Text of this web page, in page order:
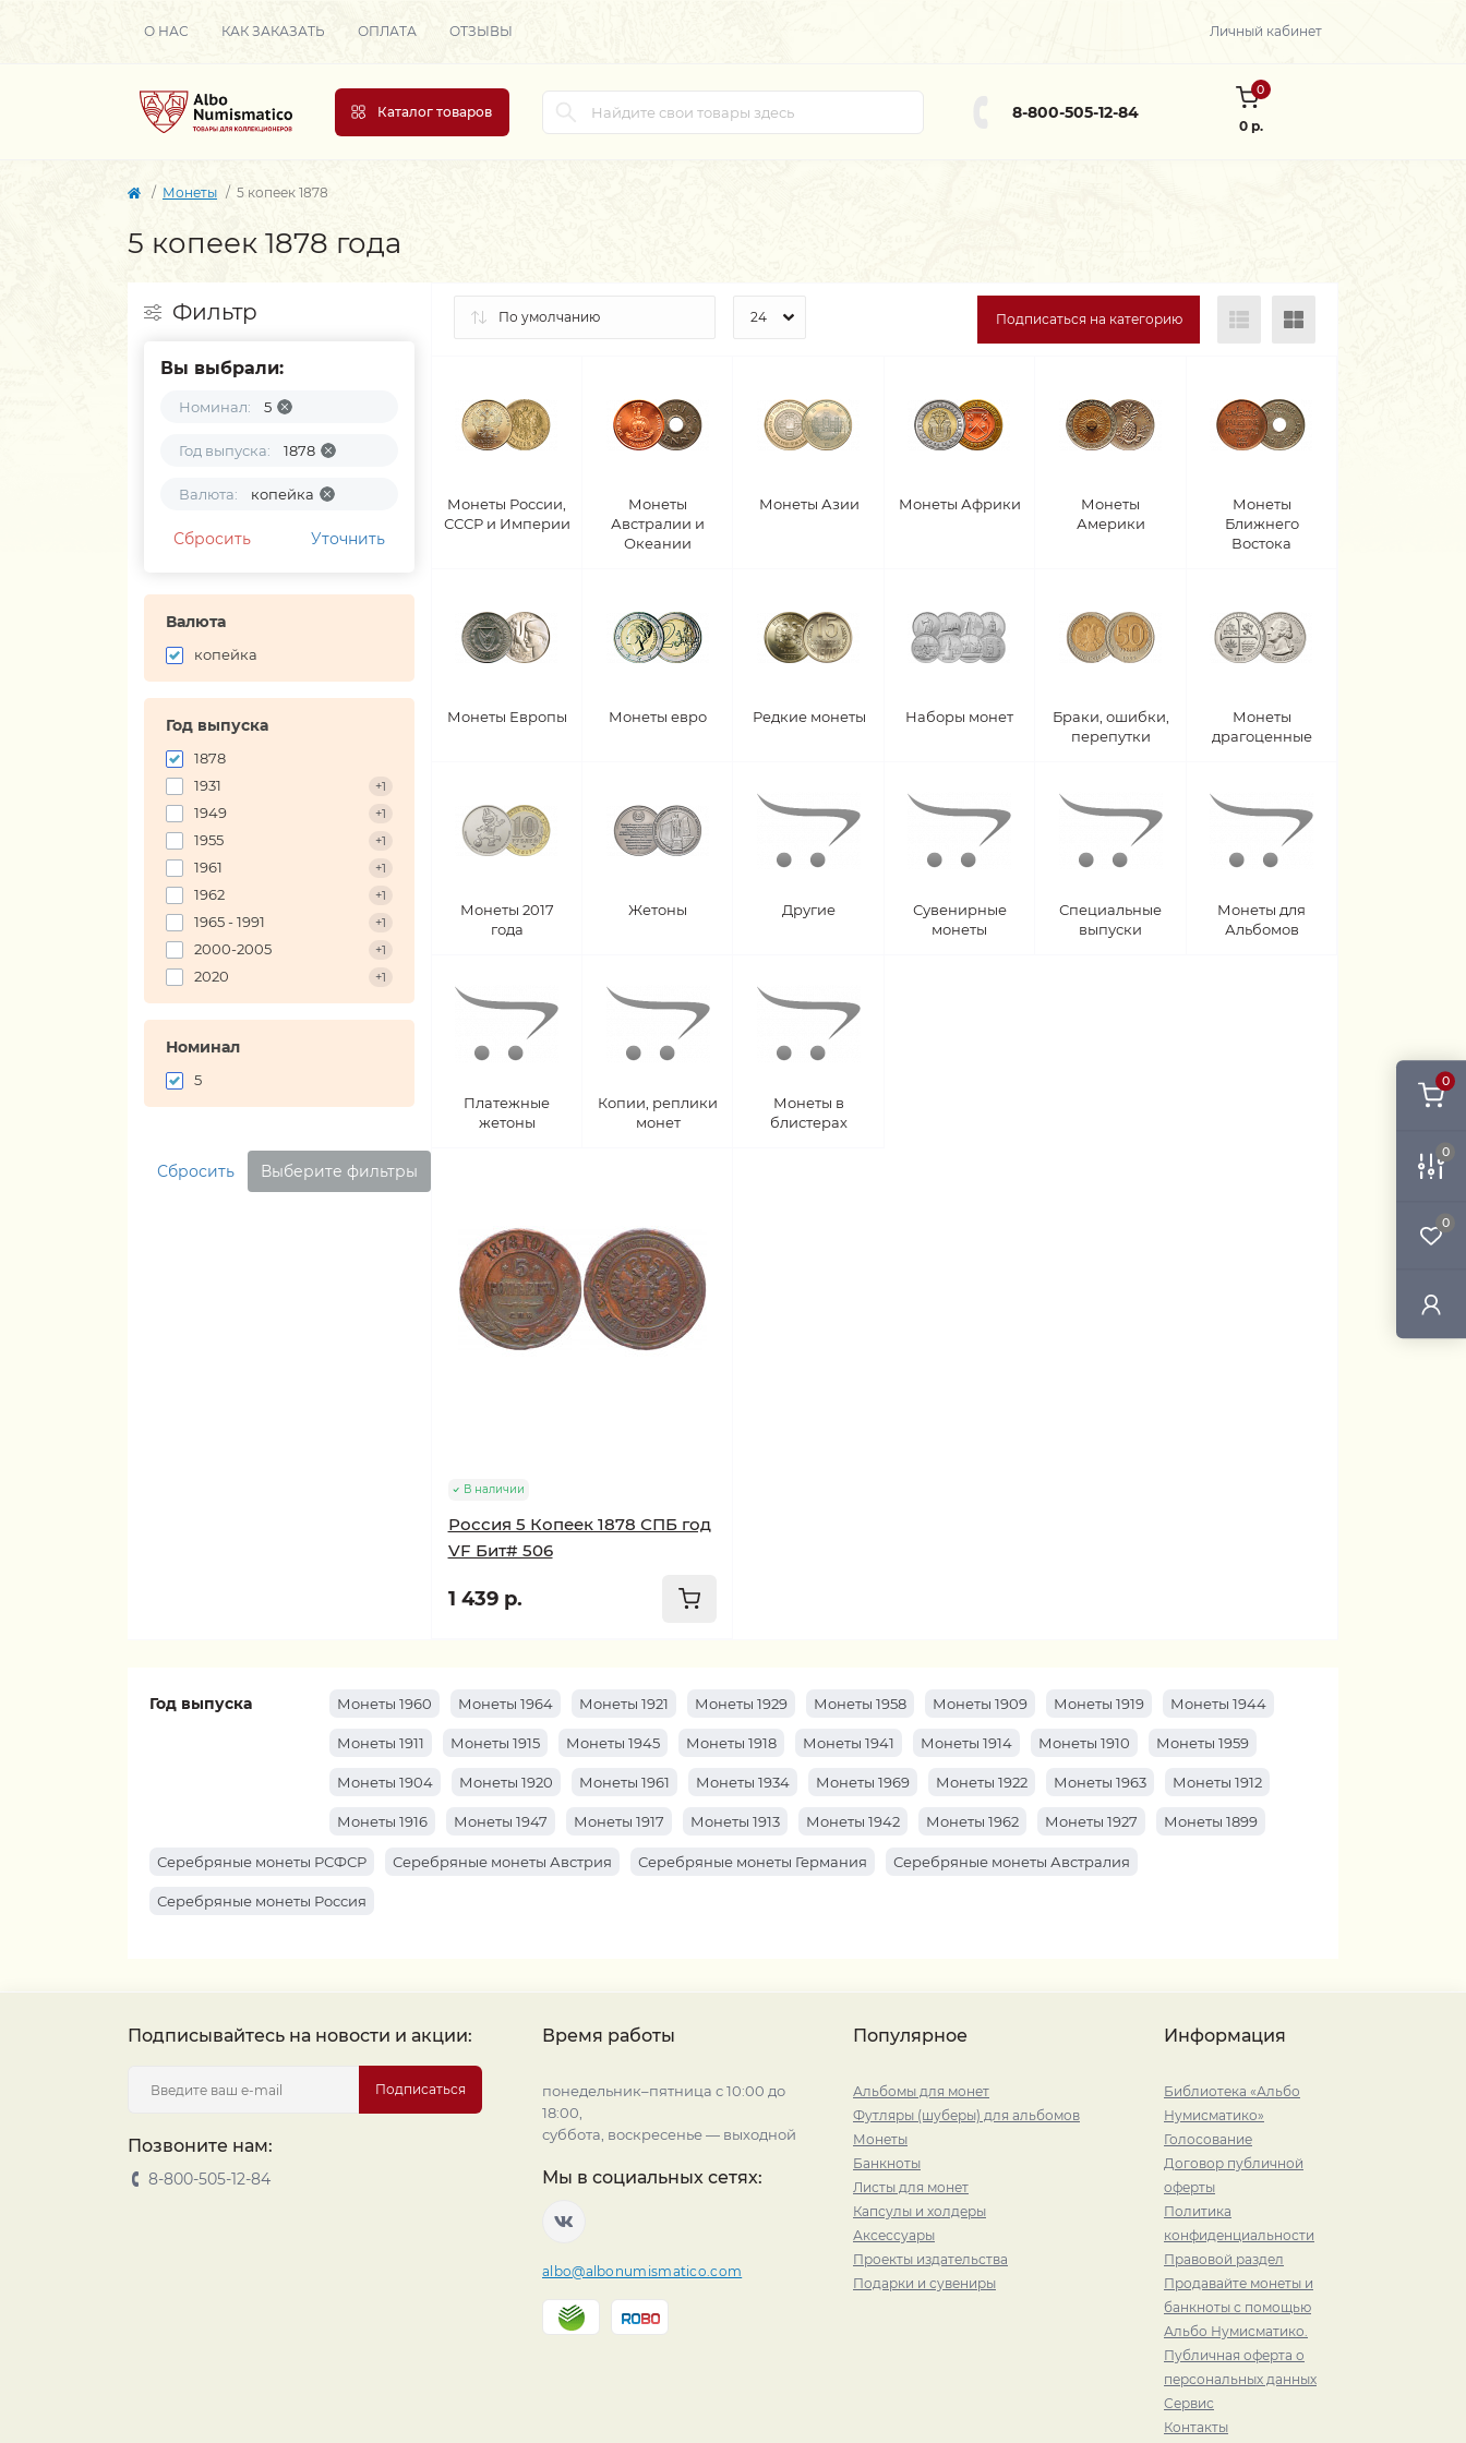
0
0
0
О НАС КАК ЗАКАЗАТЬ ОПЛАТА ОТЗЫВЫ Личный кабинет
Каталог товаров 8-800-505-12-84
0
0 р.
Монеты 5 копеек 1878
5 копеек 1878 года
Фильтр
Вы выбрали:
Номинал: 5
Год выпуска: 1878
Валюта: копейка
Сбросить Уточнить
Валюта
копейка
Год выпуска
1878
1931
+1
1949 +1
1955 +1
1961 +1
1962 +1
1965 - 1991 +1
2000-2005 +1
2020 +1
Номинал
5
Сбросить Выберите фильтры
Подписаться на категорию
Монеты России,
СССР и Империи
Монеты
Австралии и
Океании
Монеты Азии Монеты Африки
Монеты
Америки
Монеты
Ближнего
Востока
Монеты Европы Монеты евро Редкие монеты Наборы монет
Браки, ошибки,
перепутки
Монеты
драгоценные
Монеты 2017
года
Жетоны Другие
Сувенирные
монеты
Специальные
выпуски
Монеты для
Альбомов
Платежные
жетоны
Копии, реплики
монет
Монеты в
блистерах
В наличии
Россия 5 Копеек 1878 СПБ год
VF Бит# 506
1 439 р.
Год выпуска Монеты 1960 Монеты 1964 Монеты 1921 Монеты 1929 Монеты 1958 Монеты 1909 Монеты 1919 Монеты 1944
Монеты 1911 Монеты 1915 Монеты 1945 Монеты 1918 Монеты 1941 Монеты 1914 Монеты 1910 Монеты 1959
Монеты 1904 Монеты 1920 Монеты 1961 Монеты 1934 Монеты 1969 Монеты 1922 Монеты 1963 Монеты 1912
Монеты 1916 Монеты 1947 Монеты 1917 Монеты 1913 Монеты 1942 Монеты 1962 Монеты 1927 Монеты 1899
Серебряные монеты РСФСР Серебряные монеты Австрия Серебряные монеты Германия Серебряные монеты Австралия
Серебряные монеты Россия
Подписывайтесь на новости и акции:
Подписаться
Позвоните нам:
8-800-505-12-84
Время работы
понедельник–пятница с 10:00 до
18:00,
суббота, воскресенье — выходной
Мы в социальных сетях:
albo@albonumismatico.com
Популярное
Альбомы для монет
Футляры (шуберы) для альбомов
Монеты
Банкноты
Листы для монет
Капсулы и холдеры
Аксессуары
Проекты издательства
Подарки и сувениры
Информация
Библиотека «Альбо
Нумисматико»
Голосование
Договор публичной
оферты
Политика
конфиденциальности
Правовой раздел
Продавайте монеты и
банкноты с помощью
Альбо Нумисматико.
Публичная оферта о
персональных данных
Сервис
Контакты